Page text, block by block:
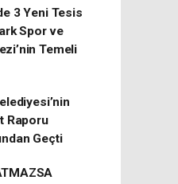
3 Yeni Tesis
Spor ve
Temeli
Raporu
Geçti